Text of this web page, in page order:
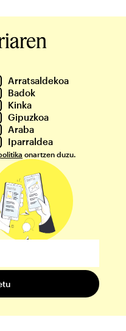
Arratsaldekoa
Badok
Kinka
Gipuzkoa
Araba
Iparraldea
onartzen duzu.